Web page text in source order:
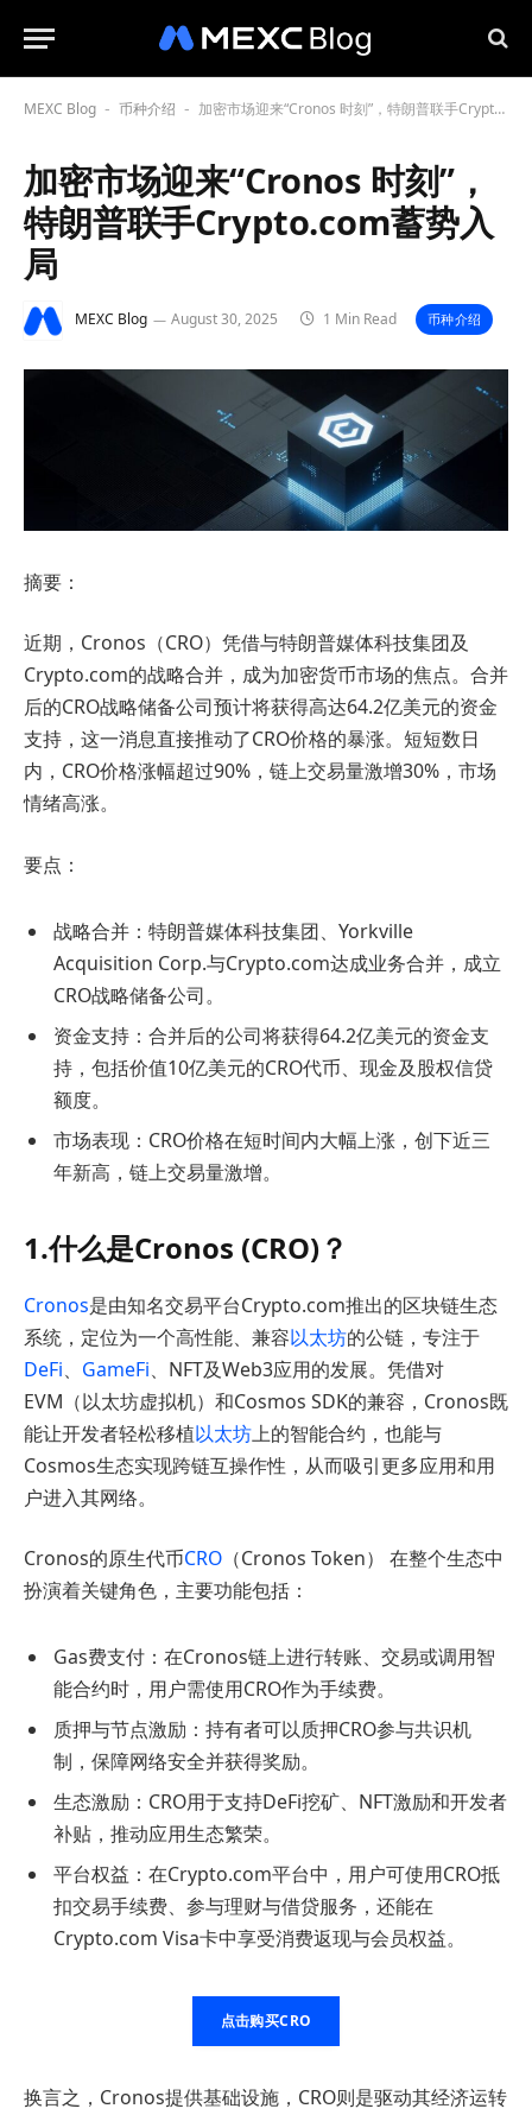
MEXC Blog - 币种介绍 - 加密市场迎来“Cronos 时刻”，特朗普联手Crypto.com蓄势入局
加密市场迎来“Cronos 时刻”，
特朗普联手Crypto.com蓄势入
局
MEXC Blog August 30, 2025 1 Min Read 币种介绍
摘要：
近期，Cronos（CRO）凭借与特朗普媒体科技集团及
Crypto.com的战略合并，成为加密货币市场的焦点。合并
后的CRO战略储备公司预计将获得高达64.2亿美元的资金
支持，这一消息直接推动了CRO价格的暴涨。短短数日
内，CRO价格涨幅超过90%，链上交易量激增30%，市场
情绪高涨。
要点：
战略合并：特朗普媒体科技集团、Yorkville
Acquisition Corp.与Crypto.com达成业务合并，成立
CRO战略储备公司。
资金支持：合并后的公司将获得64.2亿美元的资金支
持，包括价值10亿美元的CRO代币、现金及股权信贷
额度。
市场表现：CRO价格在短时间内大幅上涨，创下近三
年新高，链上交易量激增。
1.什么是Cronos (CRO)？
Cronos是由知名交易平台Crypto.com推出的区块链生态
系统，定位为一个高性能、兼容以太坊的公链，专注于
DeFi、 GameFi、NFT及Web3应用的发展。凭借对
EVM（以太坊虚拟机）和Cosmos SDK的兼容，Cronos既
能让开发者轻松移植以太坊上的智能合约，也能与
Cosmos生态实现跨链互操作性，从而吸引更多应用和用
户进入其网络。
Cronos的原生代币CRO （Cronos Token） 在整个生态中
扮演着关键角色，主要功能包括：
Gas费支付：在Cronos链上进行转账、交易或调用智
能合约时，用户需使用CRO作为手续费。
质押与节点激励：持有者可以质押CRO参与共识机
制，保障网络安全并获得奖励。
生态激励：CRO用于支持DeFi挖矿、NFT激励和开发者
补贴，推动应用生态繁荣。
平台权益：在Crypto.com平台中，用户可使用CRO抵
扣交易手续费、参与理财与借贷服务，还能在
Crypto.com Visa卡中享受消费返现与会员权益。
点击购买CRO
换言之，Cronos提供基础设施，CRO则是驱动其经济运转